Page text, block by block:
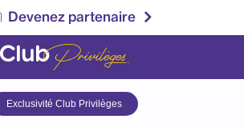
Devenez partenaire
Exclusivité Club Privilèges